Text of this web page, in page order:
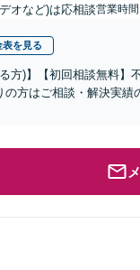
オなど)は応相談営業時
表を見る
方)】【初回相談無料】
方はご相談・解決実績